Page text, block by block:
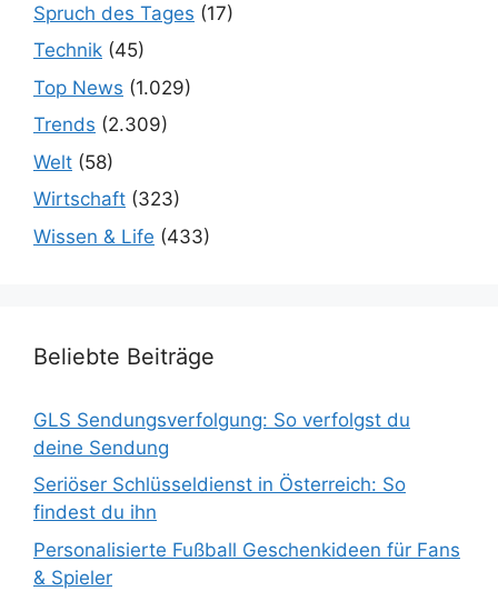
Spruch des Tages (17)
Technik (45)
Top News (1.029)
Trends (2.309)
Welt (58)
Wirtschaft (323)
Wissen & Life (433)
Beliebte Beiträge
GLS Sendungsverfolgung: So verfolgst du
deine Sendung
Seriöser Schlüsseldienst in Österreich: So
findest du ihn
Personalisierte Fußball Geschenkideen für Fans
& Spieler